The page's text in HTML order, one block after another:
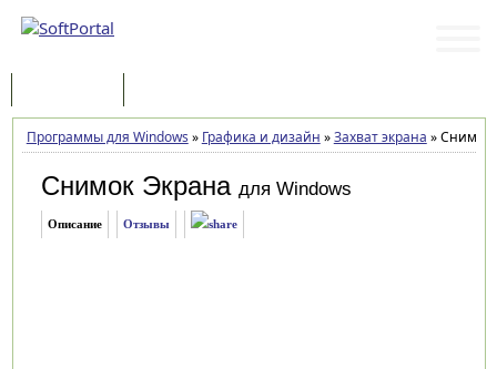
Программы для Windows » Графика и дизайн »Захват экрана »Снимок
Снимок Экрана для Windows
Описание Отзывы